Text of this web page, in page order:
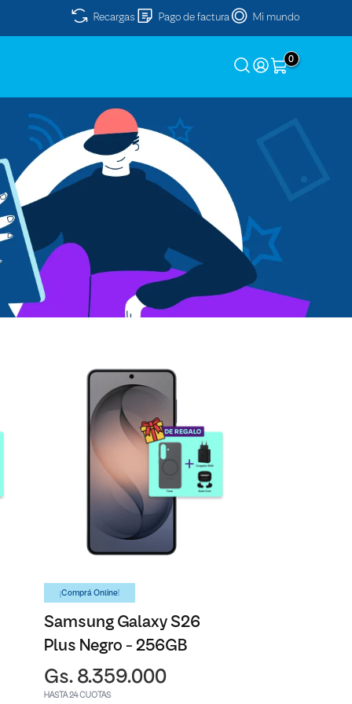
Recargas Pago de factura Mi mundo
0
¡Comprá Online!
Samsung Galaxy S26
Plus Negro - 256GB
Gs. 8.359.000
HASTA 24 CUOTAS